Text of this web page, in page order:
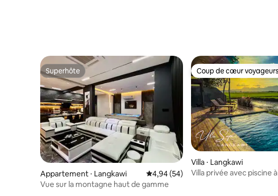
Superhôte
Superhôte
Appartement ⋅ Langkawi Évaluation moyenne sur la base de
4,94 (54)
Vue sur la montagne haut de gamme
Coup de cœur voyageurs
Coup de cœur voyageurs
Villa ⋅ Langkawi
Villa privée avec piscine